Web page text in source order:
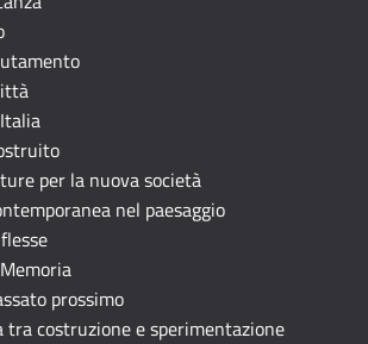
per la nuova società
nel paesaggio
prossimo
tra costruzione e sperimentazione